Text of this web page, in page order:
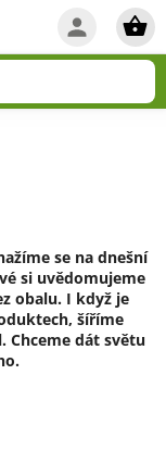
se na dnešní
si uvědomujeme
obalu. I když je
šíříme
Chceme dát světu